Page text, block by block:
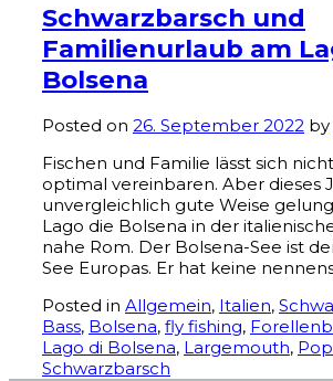
Schwarzbarsch und
Familienurlaub am
Bolsena
Posted on 26. September 2022 by
Fischen und Familie lässt sich
optimal vereinbaren. Aber dieses
unvergleichlich gute Weise
Lago die Bolsena in der
nahe Rom. Der Bolsena-See ist
See Europas. Er hat keine
Posted in Allgemein, Italien,
Bass, Bolsena, fly fishing,
Lago di Bolsena, Largemouth,
Schwarzbarsch